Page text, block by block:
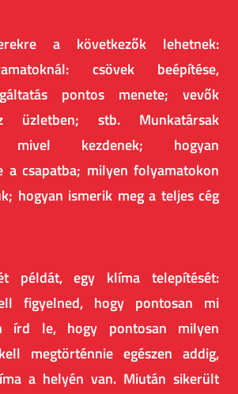
a következők lehetnek:
csövek beépítése,
pontos menete; vevők
üzletben; stb. Munkatársak
mivel kezdenek; hogyan
a csapatba; milyen folyamatokon
hogyan ismerik meg a teljes cég
példát, egy klíma telepítését:
figyelned, hogy pontosan mi
írd le, hogy pontosan milyen
megtörténnie egészen addig,
a helyén van. Miután sikerült